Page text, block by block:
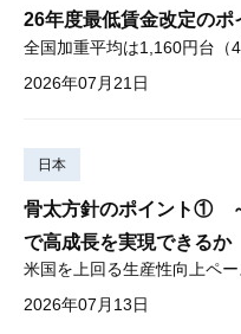
26年度最低賃金改定の
全国加重平均は1,160円台（
2026年07月21日
日本
骨太方針のポイント①
で高成長を実現できるか
2026年07月13日